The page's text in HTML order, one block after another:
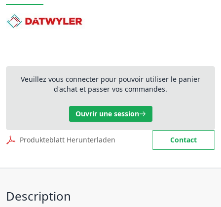
Veuillez vous connecter pour pouvoir utiliser le panier
d'achat et passer vos commandes.
Ouvrir une session
Produkteblatt Herunterladen Contact
Description